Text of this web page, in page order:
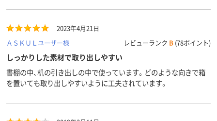
2023年4月21日
ＡＳＫＵＬユーザー様
レビューランク B (78ポイント)
しっかりした素材で取り出しやすい
書棚の中、机の引き出しの中で使っています。どのような向きで箱
を置いても取り出しやすいように工夫されています。